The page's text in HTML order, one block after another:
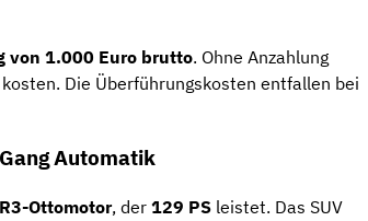
von 1.000 Euro brutto. Ohne Anzahlung
Die Überführungskosten entfallen bei
Automatik
Ottomotor, der 129 PS leistet. Das SUV